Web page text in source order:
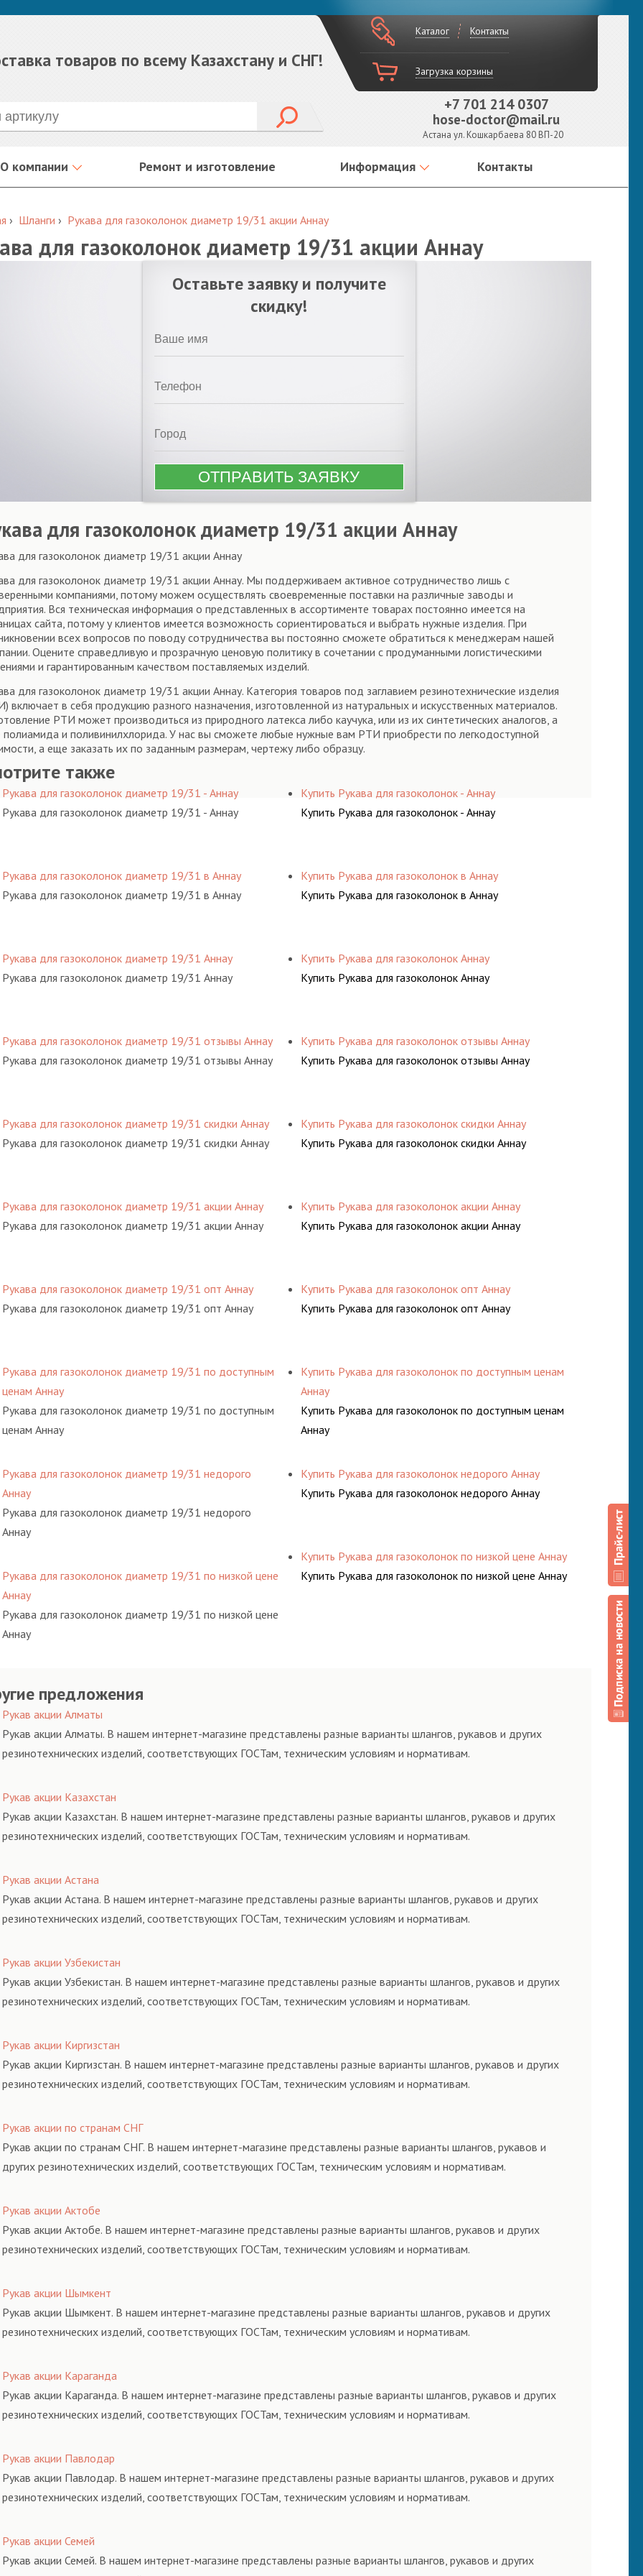
товаров по всему Казахстану и СНГ!
Каталог Контакты
Загрузка корзины
+7 701 214 0307
hose-doctor@mail.ru
Астана ул. Кошкарбаева 80 ВП-20
О компании Ремонт и изготовление Информация Контакты
› Шланги › Рукава для газоколонок диаметр 19/31 акции Аннау
для газоколонок диаметр 19/31 акции Аннау
Оставьте заявку и получите
скидку!
для газоколонок диаметр 19/31 акции Аннау
для газоколонок диаметр 19/31 акции Аннау
для газоколонок диаметр 19/31 акции Аннау. Мы поддерживаем активное сотрудничество лишь с
компаниями, потому можем осуществлять своевременные поставки на различные заводы и
Вся техническая информация о представленных в ассортименте товарах постоянно имеется на
сайта, потому у клиентов имеется возможность сориентироваться и выбрать нужные изделия. При
всех вопросов по поводу сотрудничества вы постоянно сможете обратиться к менеджерам нашей
Оцените справедливую и прозрачную ценовую политику в сочетании с продуманными логистическими
и гарантированным качеством поставляемых изделий.
для газоколонок диаметр 19/31 акции Аннау. Категория товаров под заглавием резинотехнические изделия
включает в себя продукцию разного назначения, изготовленной из натуральных и искусственных материалов.
РТИ может производиться из природного латекса либо каучука, или из их синтетических аналогов, а
и поливинилхлорида. У нас вы сможете любые нужные вам РТИ приобрести по легкодоступной
а еще заказать их по заданным размерам, чертежу либо образцу.
также
Рукава для газоколонок диаметр 19/31 - Аннау
Рукава для газоколонок диаметр 19/31 - Аннау
Рукава для газоколонок диаметр 19/31 в Аннау
Рукава для газоколонок диаметр 19/31 в Аннау
Рукава для газоколонок диаметр 19/31 Аннау
Рукава для газоколонок диаметр 19/31 Аннау
Рукава для газоколонок диаметр 19/31 отзывы Аннау
Рукава для газоколонок диаметр 19/31 отзывы Аннау
Рукава для газоколонок диаметр 19/31 скидки Аннау
Рукава для газоколонок диаметр 19/31 скидки Аннау
Рукава для газоколонок диаметр 19/31 акции Аннау
Рукава для газоколонок диаметр 19/31 акции Аннау
Рукава для газоколонок диаметр 19/31 опт Аннау
Рукава для газоколонок диаметр 19/31 опт Аннау
Рукава для газоколонок диаметр 19/31 по доступным
ценам Аннау
Рукава для газоколонок диаметр 19/31 по доступным
ценам Аннау
Рукава для газоколонок диаметр 19/31 недорого
Аннау
Рукава для газоколонок диаметр 19/31 недорого
Аннау
Рукава для газоколонок диаметр 19/31 по низкой цене
Аннау
Рукава для газоколонок диаметр 19/31 по низкой цене
Аннау
Купить Рукава для газоколонок - Аннау
Купить Рукава для газоколонок - Аннау
Купить Рукава для газоколонок в Аннау
Купить Рукава для газоколонок в Аннау
Купить Рукава для газоколонок Аннау
Купить Рукава для газоколонок Аннау
Купить Рукава для газоколонок отзывы Аннау
Купить Рукава для газоколонок отзывы Аннау
Купить Рукава для газоколонок скидки Аннау
Купить Рукава для газоколонок скидки Аннау
Купить Рукава для газоколонок акции Аннау
Купить Рукава для газоколонок акции Аннау
Купить Рукава для газоколонок опт Аннау
Купить Рукава для газоколонок опт Аннау
Купить Рукава для газоколонок по доступным ценам
Аннау
Купить Рукава для газоколонок по доступным ценам
Аннау
Купить Рукава для газоколонок недорого Аннау
Купить Рукава для газоколонок недорого Аннау
Купить Рукава для газоколонок по низкой цене Аннау
Купить Рукава для газоколонок по низкой цене Аннау
предложения
Рукав акции Алматы
Рукав акции Алматы. В нашем интернет-магазине представлены разные варианты шлангов, рукавов и других
резинотехнических изделий, соответствующих ГОСТам, техническим условиям и нормативам.
Рукав акции Казахстан
Рукав акции Казахстан. В нашем интернет-магазине представлены разные варианты шлангов, рукавов и других
резинотехнических изделий, соответствующих ГОСТам, техническим условиям и нормативам.
Рукав акции Астана
Рукав акции Астана. В нашем интернет-магазине представлены разные варианты шлангов, рукавов и других
резинотехнических изделий, соответствующих ГОСТам, техническим условиям и нормативам.
Рукав акции Узбекистан
Рукав акции Узбекистан. В нашем интернет-магазине представлены разные варианты шлангов, рукавов и других
резинотехнических изделий, соответствующих ГОСТам, техническим условиям и нормативам.
Рукав акции Киргизстан
Рукав акции Киргизстан. В нашем интернет-магазине представлены разные варианты шлангов, рукавов и других
резинотехнических изделий, соответствующих ГОСТам, техническим условиям и нормативам.
Рукав акции по странам СНГ
Рукав акции по странам СНГ. В нашем интернет-магазине представлены разные варианты шлангов, рукавов и
других резинотехнических изделий, соответствующих ГОСТам, техническим условиям и нормативам.
Рукав акции Актобе
Рукав акции Актобе. В нашем интернет-магазине представлены разные варианты шлангов, рукавов и других
резинотехнических изделий, соответствующих ГОСТам, техническим условиям и нормативам.
Рукав акции Шымкент
Рукав акции Шымкент. В нашем интернет-магазине представлены разные варианты шлангов, рукавов и других
резинотехнических изделий, соответствующих ГОСТам, техническим условиям и нормативам.
Рукав акции Караганда
Рукав акции Караганда. В нашем интернет-магазине представлены разные варианты шлангов, рукавов и других
резинотехнических изделий, соответствующих ГОСТам, техническим условиям и нормативам.
Рукав акции Павлодар
Рукав акции Павлодар. В нашем интернет-магазине представлены разные варианты шлангов, рукавов и других
резинотехнических изделий, соответствующих ГОСТам, техническим условиям и нормативам.
Рукав акции Семей
Рукав акции Семей. В нашем интернет-магазине представлены разные варианты шлангов, рукавов и других